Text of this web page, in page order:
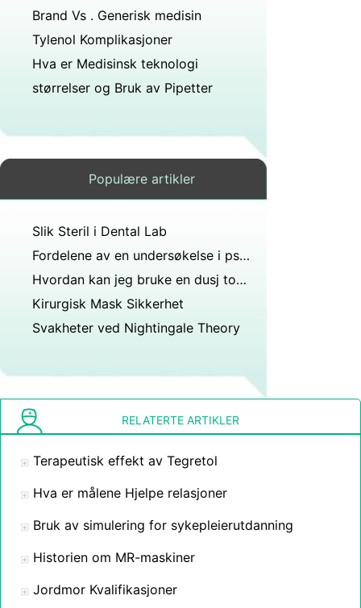
Brand Vs . Generisk medisin
Tylenol Komplikasjoner
Hva er Medisinsk teknologi
størrelser og Bruk av Pipetter
Populære artikler
Slik Steril i Dental Lab
Fordelene av en undersøkelse i psykologisk forskning
Hvordan kan jeg bruke en dusj toalettstol
Kirurgisk Mask Sikkerhet
Svakheter ved Nightingale Theory
RELATERTE ARTIKLER
Terapeutisk effekt av Tegretol
Hva er målene Hjelpe relasjoner
Bruk av simulering for sykepleierutdanning
Historien om MR-maskiner
Jordmor Kvalifikasjoner